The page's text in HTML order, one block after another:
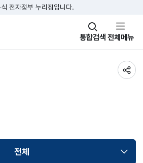
전자정부 누리집입니다.
통합검색
창
열기 전체메뉴
전체선택됨